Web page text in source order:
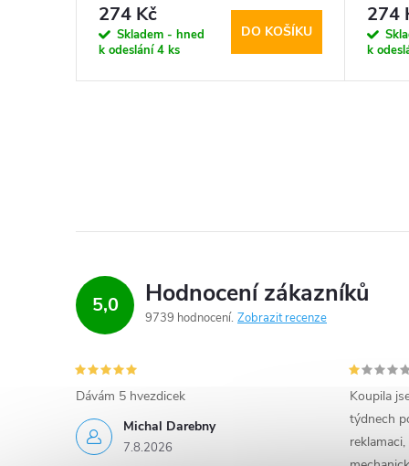
274 Kč
Skladem - hned
k odeslání4 ks
DO KOŠÍKU
274
k
5,0 Hodnocení zákazníků
9739 hodnocení Zobrazit recenze
Michal Darebny
7.8.2026
Dávám 5 hvezdicek
Koupila
týdnech